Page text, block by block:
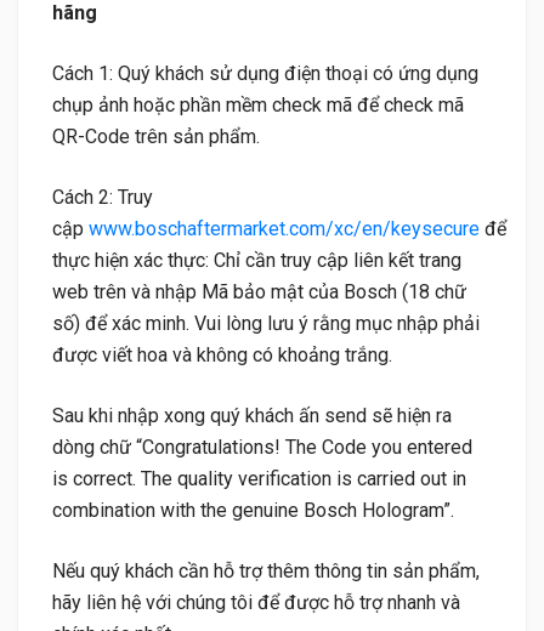
hãng
Cách 1: Quý khách sử dụng điện thoại có ứng dụng
chụp ảnh hoặc phần mềm check mã để check mã
QR-Code trên sản phẩm.
Cách 2: Truy
cập www.boschaftermarket.com/xc/en/keysecure để
thực hiện xác thực: Chỉ cần truy cập liên kết trang
web trên và nhập Mã bảo mật của Bosch (18 chữ
số) để xác minh. Vui lòng lưu ý rằng mục nhập phải
được viết hoa và không có khoảng trắng.
Sau khi nhập xong quý khách ấn send sẽ hiện ra
dòng chữ “Congratulations! The Code you entered
is correct. The quality verification is carried out in
combination with the genuine Bosch Hologram”.
Nếu quý khách cần hỗ trợ thêm thông tin sản phẩm,
hãy liên hệ với chúng tôi để được hỗ trợ nhanh và